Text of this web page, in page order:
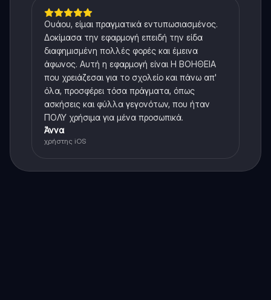
Ουάου, είμαι πραγματικά εντυπωσιασμένος.
Δοκίμασα την εφαρμογή επειδή την είδα
διαφημισμένη πολλές φορές και έμεινα
άφωνος. Αυτή η εφαρμογή είναι Η ΒΟΗΘΕΙΑ
που χρειάζεσαι για το σχολείο και πάνω απ'
όλα, προσφέρει τόσα πράγματα, όπως
ασκήσεις και φύλλα γεγονότων, που ήταν
ΠΟΛΥ χρήσιμα για μένα προσωπικά.
Άννα
χρήστης iOS